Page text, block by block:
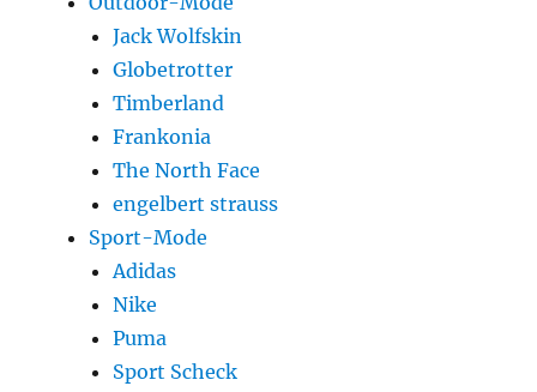
Jack Wolfskin
Globetrotter
Timberland
Frankonia
The North Face
engelbert strauss
Sport-Mode
Adidas
Nike
Puma
Sport Scheck